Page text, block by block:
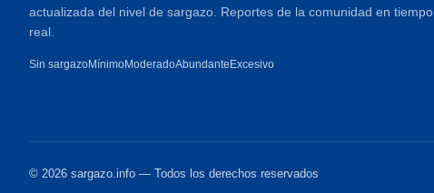
actualizada del nivel de sargazo. Reportes de la comunidad en tiempo
real.
Sin sargazoMínimoModeradoAbundante Excesivo
© 2026 sargazo.info — Todos los derechos reservados